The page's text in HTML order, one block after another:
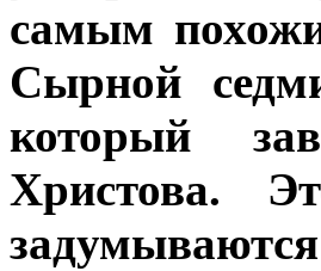
самым
Сырной
который
Христова.